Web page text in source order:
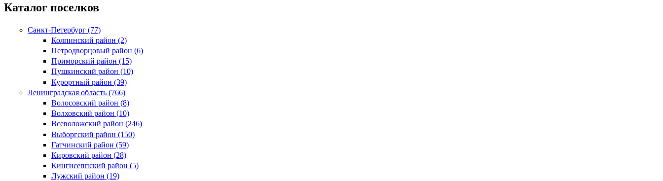
Каталог поселков
Санкт-Петербург (77)
Колпинский район (2)
Петродворцовый район (6)
Приморский район (15)
Пушкинский район (10)
Курортный район (39)
Ленинградская область (766)
Волосовский район (8)
Волховский район (10)
Всеволожский район (246)
Выборгский район (150)
Гатчинский район (59)
Кировский район (28)
Кингисеппский район (5)
Лужский район (19)